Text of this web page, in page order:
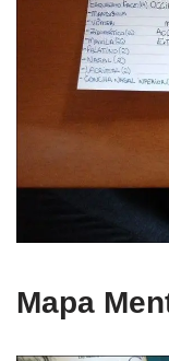
Mapa